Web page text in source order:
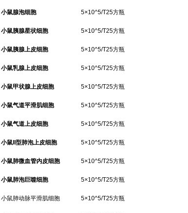
小鼠腺泡细胞 5×10^5/T25方瓶
小鼠胰腺星状细胞 5×10^5/T25方瓶
小鼠胰腺上皮细胞 5×10^5/T25方瓶
小鼠乳腺上皮细胞 5×10^5/T25方瓶
小鼠甲状腺上皮细胞 5×10^5/T25方瓶
小鼠气道平滑肌细胞 5×10^5/T25方瓶
小鼠气道上皮细胞 5×10^5/T25方瓶
小鼠II型肺泡上皮细胞 5×10^5/T25方瓶
小鼠肺微血管内皮细胞 5×10^5/T25方瓶
小鼠肺泡巨噬细胞 5×10^5/T25方瓶
小鼠肺动脉平滑肌细胞 5×10^5/T25方瓶